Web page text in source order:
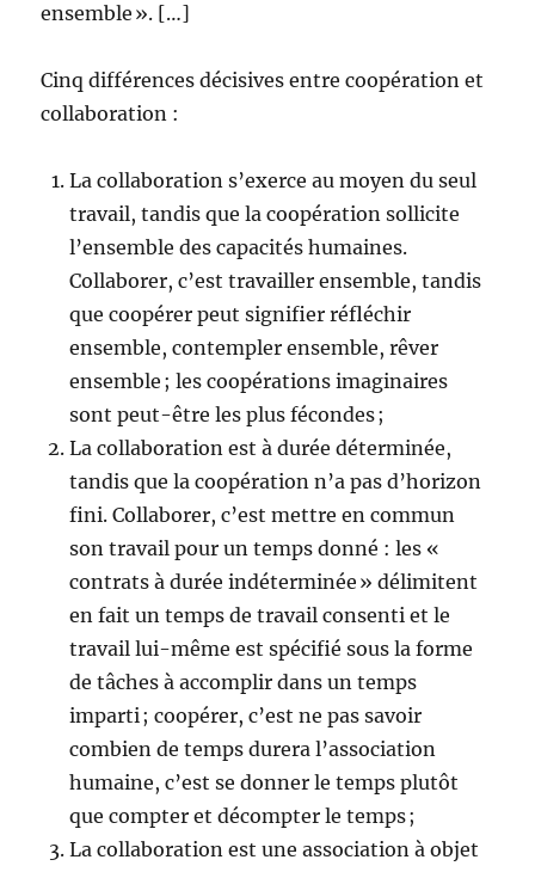
ensemble ». […]
Cinq différences décisives entre coopération et
collaboration :
La collaboration s’exerce au moyen du seul
travail, tandis que la coopération sollicite
l’ensemble des capacités humaines.
Collaborer, c’est travailler ensemble, tandis
que coopérer peut signifier réfléchir
ensemble, contempler ensemble, rêver
ensemble ; les coopérations imaginaires
sont peut-être les plus fécondes ;
La collaboration est à durée déterminée,
tandis que la coopération n’a pas d’horizon
fini. Collaborer, c’est mettre en commun
son travail pour un temps donné : les «
contrats à durée indéterminée » délimitent
en fait un temps de travail consenti et le
travail lui-même est spécifié sous la forme
de tâches à accomplir dans un temps
imparti ; coopérer, c’est ne pas savoir
combien de temps durera l’association
humaine, c’est se donner le temps plutôt
que compter et décompter le temps ;
La collaboration est une association à objet